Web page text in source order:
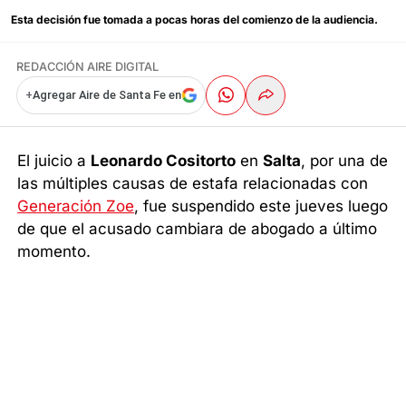
Esta decisión fue tomada a pocas horas del comienzo de la audiencia.
REDACCIÓN AIRE DIGITAL
+Agregar Aire de Santa Fe en
El juicio a Leonardo Cositorto enSalta, por una de
las múltiples causas de estafa relacionadas con
Generación Zoe, fue suspendido este jueves luego
de que el acusado cambiara de abogado a último
momento.